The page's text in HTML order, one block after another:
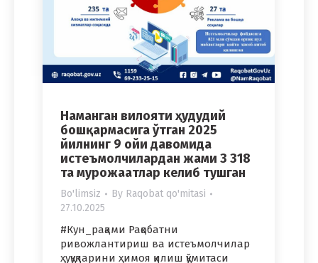
Наманган вилояти ҳудудий
бошқармасига ўтган 2025
йилнинг 9 ойи давомида
истеъмолчилардан жами 3 318
та мурожаатлар келиб тушган
Bo'limsiz By Raqobat qo'mitasi
27.10.2025
#Кун_рақами Рақобатни
ривожлантириш ва истеъмолчилар
ҳуқуқларини ҳимоя қилиш қўмитаси